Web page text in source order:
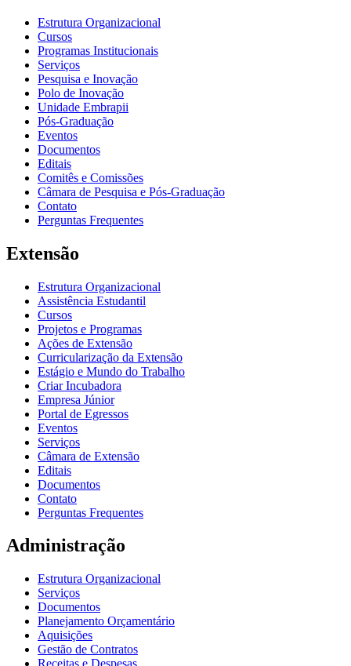
Estrutura Organizacional
Cursos
Programas Institucionais
Serviços
Pesquisa e Inovação
Polo de Inovação
Unidade Embrapii
Pós-Graduação
Eventos
Documentos
Editais
Comitês e Comissões
Câmara de Pesquisa e Pós-Graduação
Contato
Perguntas Frequentes
Extensão
Estrutura Organizacional
Assistência Estudantil
Cursos
Projetos e Programas
Ações de Extensão
Curricularização da Extensão
Estágio e Mundo do Trabalho
Criar Incubadora
Empresa Júnior
Portal de Egressos
Eventos
Serviços
Câmara de Extensão
Editais
Documentos
Contato
Perguntas Frequentes
Administração
Estrutura Organizacional
Serviços
Documentos
Planejamento Orçamentário
Aquisições
Gestão de Contratos